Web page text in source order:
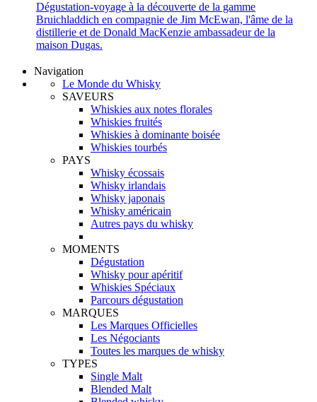
Dégustation-voyage à la découverte de la gamme
Bruichladdich en compagnie de Jim McEwan, l'âme de la
distillerie et de Donald MacKenzie ambassadeur de la
maison Dugas.
Navigation
Le Monde du Whisky
SAVEURS
Whiskies aux notes florales
Whiskies fruités
Whiskies à dominante boisée
Whiskies tourbés
PAYS
Whisky écossais
Whisky irlandais
Whisky japonais
Whisky américain
Autres pays du whisky
MOMENTS
Dégustation
Whisky pour apéritif
Whiskies Spéciaux
Parcours dégustation
MARQUES
Les Marques Officielles
Les Négociants
Toutes les marques de whisky
TYPES
Single Malt
Blended Malt